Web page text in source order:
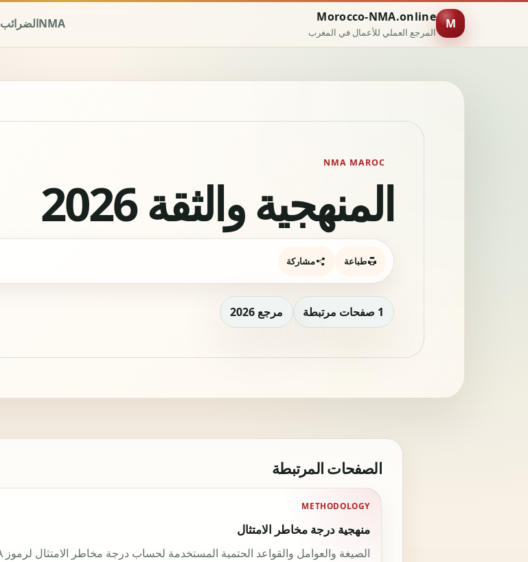
M
Morocco-NMA.online
المرجع العملي للأعمال في المغرب
NMAالضرائب
NMA MAROC
المنهجية والثقة 2026
طباعة مشاركة
1 صفحات مرتبطة مرجع 2026
الصفحات المرتبطة
METHODOLOGY
منهجية درجة مخاطر الامتثال
الصيغة والعوامل والقواعد الحتمية المستخدمة لحساب درجة مخاطر الامتثال لرموز NMA.